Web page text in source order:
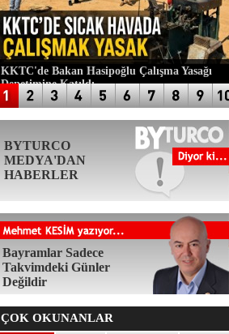
KKTC'de Bakan Hasipoğlu Çalışma Yasağı
Denetimine Katıldı
BYTURCO
MEDYA'DAN
HABERLER
Bayramlar Sadece
Takvimdeki Günler
Değildir
ÇOK OKUNANLAR